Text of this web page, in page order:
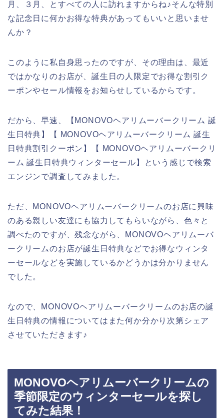
月、３月、とすべての人に訪れますからね♪そんな特別
な記念日に何かお得な特典があってもいいと思いませ
んか？
このように私自身思ったのですが、その理由は、最近
ではかなりのお店が、誕生日の人限定でお得な割引ク
ーポンやセール情報をお知らせしているからです。
だから、早速、【MONOVOヘアリムーバークリーム 誕
生日特典】【 MONOVOヘアリムーバークリーム 誕生
日特典割引クーポン】【 MONOVOヘアリムーバークリ
ーム 誕生日特典ウィンターセール】という感じで検索
エンジンで調査してみました。
ただ、MONOVOヘアリムーバークリームのお店に興味
のある親しい友達にも協力してもらいながら、色々と
調べたのですが、残念ながら、MONOVOヘアリムーバ
ークリームのお店が誕生日特典などでお得なウィンタ
ーセールなどを実施しているかどうかは分かりません
でした。
なので、MONOVOヘアリムーバークリームのお店の誕
生日特典の情報についてはまた何か分かり次第シェア
させていただきます♪
MONOVOヘアリムーバークリームの
季節限定のウィンターセールを探し
てみた結果！